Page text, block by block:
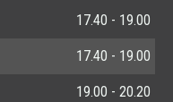
17.40 - 19.00
17.40 - 19.00
19.00 - 20.20